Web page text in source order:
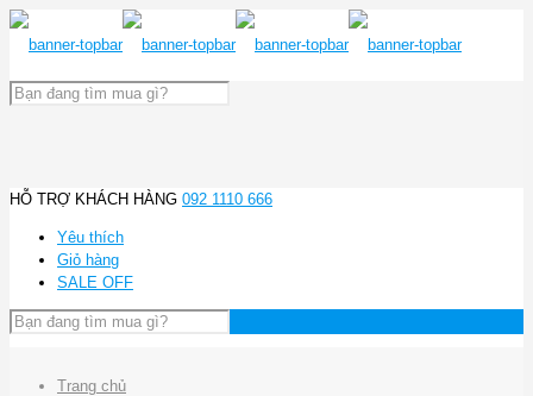
HỖ TRỢ KHÁCH HÀNG 092 1110 666
Yêu thích
Giỏ hàng
SALE OFF
Trang chủ